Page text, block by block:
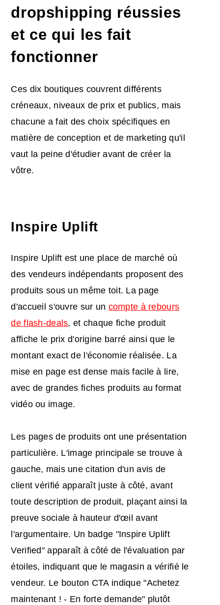
dropshipping réussies
et ce qui les fait
fonctionner
Ces dix boutiques couvrent différents
créneaux, niveaux de prix et publics, mais
chacune a fait des choix spécifiques en
matière de conception et de marketing qu'il
vaut la peine d'étudier avant de créer la
vôtre.
Inspire Uplift
Inspire Uplift est une place de marché où
des vendeurs indépendants proposent des
produits sous un même toit. La page
d'accueil s'ouvre sur un compte à rebours
de flash-deals, et chaque fiche produit
affiche le prix d'origine barré ainsi que le
montant exact de l'économie réalisée. La
mise en page est dense mais facile à lire,
avec de grandes fiches produits au format
vidéo ou image.
Les pages de produits ont une présentation
particulière. L'image principale se trouve à
gauche, mais une citation d'un avis de
client vérifié apparaît juste à côté, avant
toute description de produit, plaçant ainsi la
preuve sociale à hauteur d'œil avant
l'argumentaire. Un badge "Inspire Uplift
Verified" apparaît à côté de l'évaluation par
étoiles, indiquant que le magasin a vérifié le
vendeur. Le bouton CTA indique "Achetez
maintenant ! - En forte demande" plutôt